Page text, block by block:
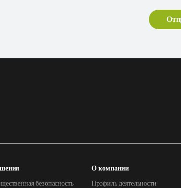
безопасность
О компании
Профиль деятельности